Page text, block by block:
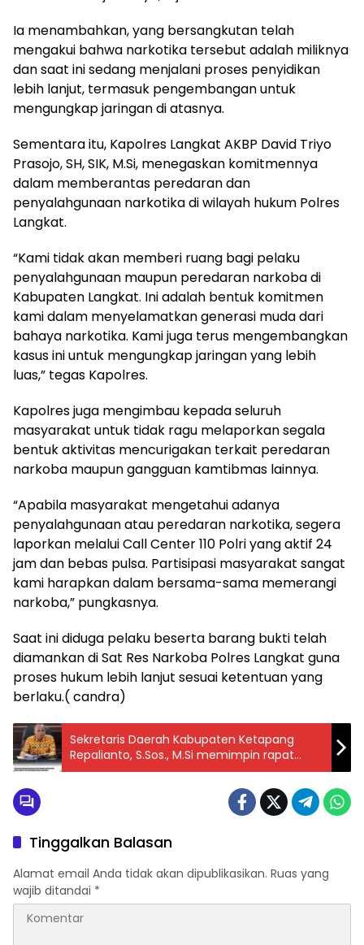
Ia menambahkan, yang bersangkutan telah
mengakui bahwa narkotika tersebut adalah miliknya
dan saat ini sedang menjalani proses penyidikan
lebih lanjut, termasuk pengembangan untuk
mengungkap jaringan di atasnya.
Sementara itu, Kapolres Langkat AKBP David Triyo
Prasojo, SH, SIK, M.Si, menegaskan komitmennya
dalam memberantas peredaran dan
penyalahgunaan narkotika di wilayah hukum Polres
Langkat.
“Kami tidak akan memberi ruang bagi pelaku
penyalahgunaan maupun peredaran narkoba di
Kabupaten Langkat. Ini adalah bentuk komitmen
kami dalam menyelamatkan generasi muda dari
bahaya narkotika. Kami juga terus mengembangkan
kasus ini untuk mengungkap jaringan yang lebih
luas,” tegas Kapolres.
Kapolres juga mengimbau kepada seluruh
masyarakat untuk tidak ragu melaporkan segala
bentuk aktivitas mencurigakan terkait peredaran
narkoba maupun gangguan kamtibmas lainnya.
“Apabila masyarakat mengetahui adanya
penyalahgunaan atau peredaran narkotika, segera
laporkan melalui Call Center 110 Polri yang aktif 24
jam dan bebas pulsa. Partisipasi masyarakat sangat
kami harapkan dalam bersama-sama memerangi
narkoba,” pungkasnya.
Saat ini diduga pelaku beserta barang bukti telah
diamankan di Sat Res Narkoba Polres Langkat guna
proses hukum lebih lanjut sesuai ketentuan yang
berlaku.( candra)
Sekretaris Daerah Kabupaten Ketapang
Repalianto, S.Sos., M.Si memimpin rapat
koordinasi dan evaluasi pelaksanaan
Tinggalkan Balasan
Alamat email Anda tidak akan dipublikasikan. Ruas yang
wajib ditandai *